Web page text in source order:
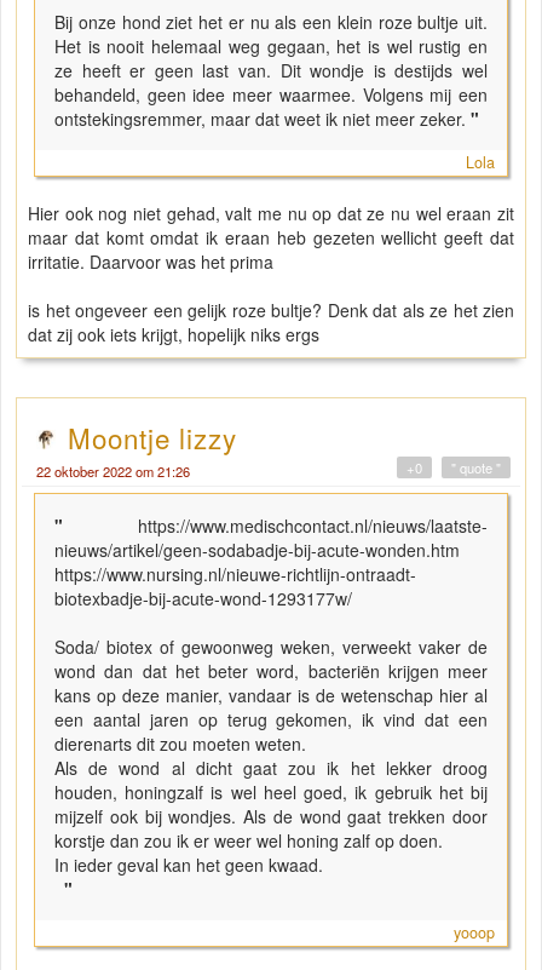
Bij onze hond ziet het er nu als een klein roze bultje uit.
Het is nooit helemaal weg gegaan, het is wel rustig en
ze heeft er geen last van. Dit wondje is destijds wel
behandeld, geen idee meer waarmee. Volgens mij een
ontstekingsremmer, maar dat weet ik niet meer zeker. "
Lola
Hier ook nog niet gehad, valt me nu op dat ze nu wel eraan zit
maar dat komt omdat ik eraan heb gezeten wellicht geeft dat
irritatie. Daarvoor was het prima
is het ongeveer een gelijk roze bultje? Denk dat als ze het zien
dat zij ook iets krijgt, hopelijk niks ergs
Moontje lizzy
22 oktober 2022 om 21:26 " quote "
+0
" https://www.medischcontact.nl/nieuws/laatste-
nieuws/artikel/geen-sodabadje-bij-acute-wonden.htm
https://www.nursing.nl/nieuwe-richtlijn-ontraadt-
biotexbadje-bij-acute-wond-1293177w/
Soda/ biotex of gewoonweg weken, verweekt vaker de
wond dan dat het beter word, bacteriën krijgen meer
kans op deze manier, vandaar is de wetenschap hier al
een aantal jaren op terug gekomen, ik vind dat een
dierenarts dit zou moeten weten.
Als de wond al dicht gaat zou ik het lekker droog
houden, honingzalf is wel heel goed, ik gebruik het bij
mijzelf ook bij wondjes. Als de wond gaat trekken door
korstje dan zou ik er weer wel honing zalf op doen.
In ieder geval kan het geen kwaad.
"
yooop